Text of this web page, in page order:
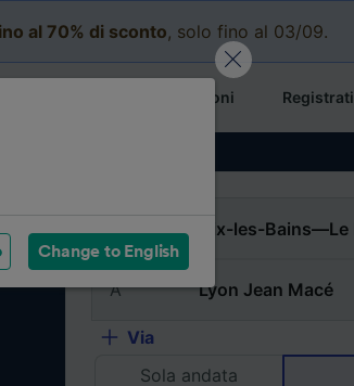
al 70% di sconto, solo fino al 03/09.
Le mie prenotazioni Registrati
Da
A
Via
Sola andata
Change to English